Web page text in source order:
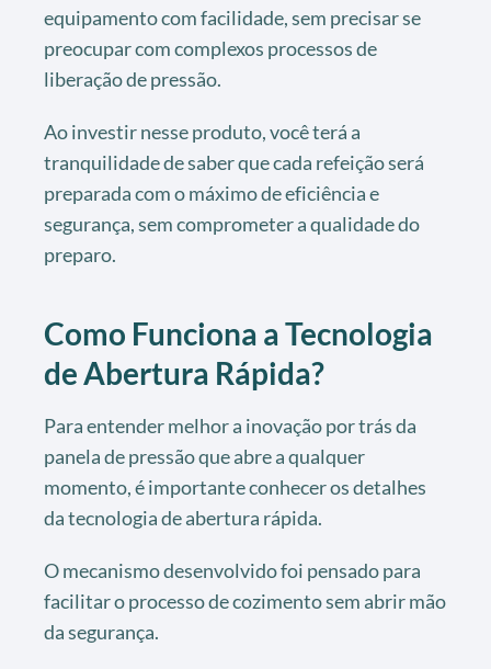
equipamento com facilidade, sem precisar se
preocupar com complexos processos de
liberação de pressão.
Ao investir nesse produto, você terá a
tranquilidade de saber que cada refeição será
preparada com o máximo de eficiência e
segurança, sem comprometer a qualidade do
preparo.
Como Funciona a Tecnologia
de Abertura Rápida?
Para entender melhor a inovação por trás da
panela de pressão que abre a qualquer
momento, é importante conhecer os detalhes
da tecnologia de abertura rápida.
O mecanismo desenvolvido foi pensado para
facilitar o processo de cozimento sem abrir mão
da segurança.